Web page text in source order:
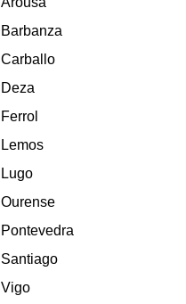
Barbanza
Carballo
Deza
Ferrol
Lemos
Lugo
Ourense
Pontevedra
Santiago
Vigo